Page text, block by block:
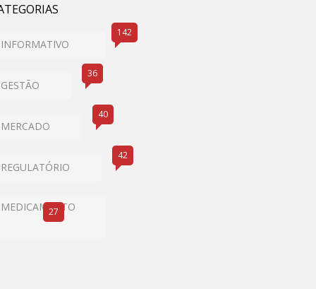
INFORMATIVO
142
GESTÃO
36
MERCADO
40
REGULATÓRIO
42
MEDICAMENTO
27